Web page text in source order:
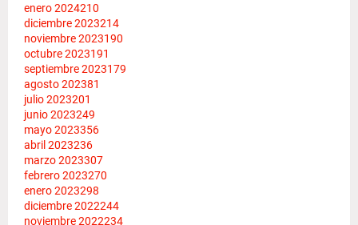
enero 2024210
diciembre 2023214
noviembre 2023190
octubre 2023191
septiembre 2023179
agosto 202381
julio 2023201
junio 2023249
mayo 2023356
abril 2023236
marzo 2023307
febrero 2023270
enero 2023298
diciembre 2022244
noviembre 2022234